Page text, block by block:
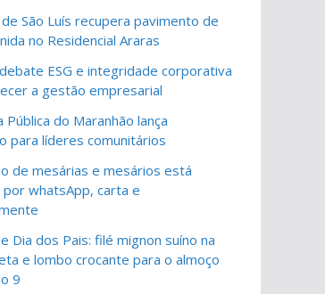
São Luís recupera pavimento de
no Residencial Araras
ESG e integridade corporativa
a gestão empresarial
Pública do Maranhão lança
para líderes comunitários
de mesárias e mesários está
whatsApp, carta e
Dia dos Pais: filé mignon suíno na
e lombo crocante para o almoço
9